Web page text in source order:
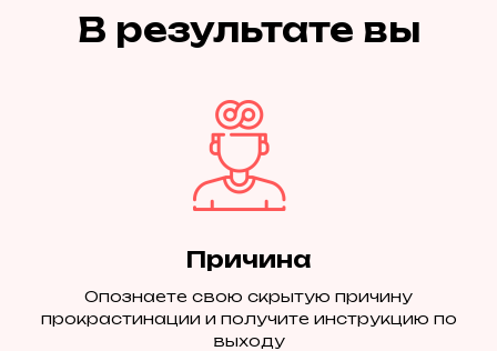
В результате вы
Причина
Опознаете свою скрытую причину
прокрастинации и получите инструкцию по
выходу